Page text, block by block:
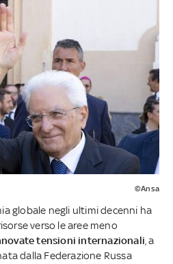
©Ansa
globale negli ultimi decenni ha
verso le aree meno
tensioni internazionali , a
dalla Federazione Russa